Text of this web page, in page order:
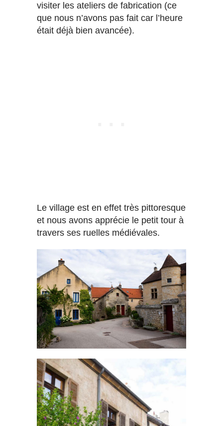
visiter les ateliers de fabrication (ce
que nous n’avons pas fait car l’heure
était déjà bien avancée).
Le village est en effet très pittoresque
et nous avons apprécie le petit tour à
travers ses ruelles médiévales.